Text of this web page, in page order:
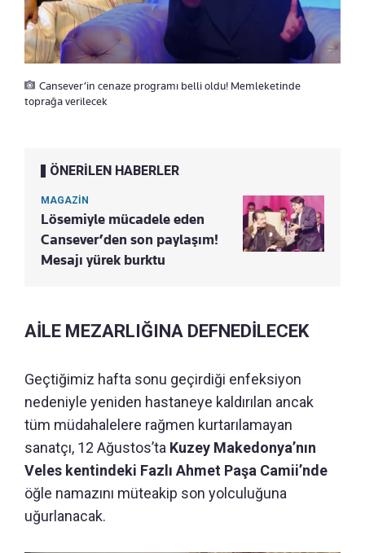
Cansever’in cenaze programı belli oldu! Memleketinde
toprağa verilecek
ÖNERİLEN HABERLER
MAGAZİN
Lösemiyle mücadele eden
Cansever’den son paylaşım!
Mesajı yürek burktu
AİLE MEZARLIĞINA DEFNEDİLECEK
Geçtiğimiz hafta sonu geçirdiği enfeksiyon
nedeniyle yeniden hastaneye kaldırılan ancak
tüm müdahalelere rağmen kurtarılamayan
sanatçı, 12 Ağustos’ta Kuzey Makedonya’nın
Veles kentindeki Fazlı Ahmet Paşa Camii’nde
öğle namazını müteakip son yolculuğuna
uğurlanacak.